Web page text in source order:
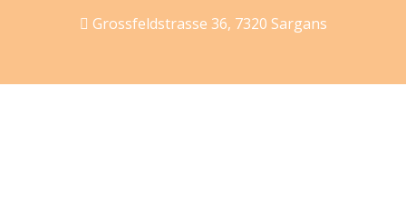
Grossfeldstrasse 36, 7320 Sargans